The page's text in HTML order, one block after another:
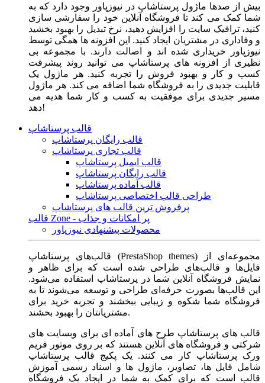
بیش از صدها ماژول پرستاشاپ در نیوزپاور وجود دارد که به
شما کمک می کند تا فروشگاه آنلاین خود را سفارشی سازی
کنید، ترافیک سایت را افزایش دهید، نرخ تبدیل را بهبود بخشید
و وفاداری در مشتریان ایجاد کنید. این افزونه ها همگی توسط
نیوزپاور خریداری شده اند و اصالت دارند. با مجموعه بی
نظیری از افزونه های پرستاشاپ می توانید روند پیشرفت
کسب و کار و بهبود فروش را تجربه کنید. هر ماژول یک
قابلیت جدیدی را به فروشگاه شما اضافه می کند. هر ماژول
مسیر جدیدی برای موفقیت به کسب و کار شما هدیه می
دهد!
قالب پرستاشاپ
قالب رایگان پرستاشاپ
قالب تجاری پرستاشاپ
قالب ایمیل پرستاشاپ
قالب رایگان پرستاشاپ
قالب آماده پرستاشاپ
طراحی قالب اختصاصی پرستاشاپ
پرفروش ترین قالب های پرستاشاپ
قالب Zone - پر امکانات و جذاب
محصولات پیشنهادی نیوزپاور
قالب‌های پرستاشاپ (PrestaShop themes) مجموعه‌ای از
فایل‌ها و قالب‌های طراحی شده است که برای ظاهر و
نمایش فروشگاه آنلاین شما در پرستاشاپ استفاده می‌شود.
این قالب‌ها بصورت حرفه‌ای طراحی و توسعه می‌شوند تا به
فروشگاه شما شکوه و زیبایی ببخشند و تجربه خرید برای
مشتریانتان را بهبود بخشند.
قالب های پرستاشاپ طرح های آماده ای برای وبسایت های
شرکتی و فروشگاه های آنلاین هستند که بر روی موتور فریم
ورک پرستاشاپ کار می کنند. یک پکیج قالب پرستاشاپ
شامل فایل ها، تصاویر، ماژول ها و اسناد رسمی آموزش
قالب است که برای کمک به شما در ایجاد یک فروشگاه